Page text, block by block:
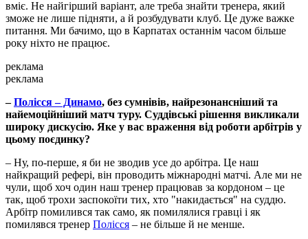
вміє. Не найгірший варіант, але треба знайти тренера, який
зможе не лише підняти, а й розбудувати клуб. Це дуже важке
питання. Ми бачимо, що в Карпатах останнім часом більше
року ніхто не працює.
реклама
реклама
–Полісся – Динамо, без сумнівів, найрезонансніший та
найемоційніший матч туру. Суддівські рішення викликали
широку дискусію. Яке у вас враження від роботи арбітрів у
цьому поєдинку?
– Ну, по-перше, я би не зводив усе до арбітра. Це наш
найкращий рефері, він проводить міжнародні матчі. Але ми не
чули, щоб хоч один наш тренер працював за кордоном – це
так, щоб трохи заспокоїти тих, хто "накидається" на суддю.
Арбітр помилився так само, як помилялися гравці і як
помилявся тренер Полісся – не більше й не менше.